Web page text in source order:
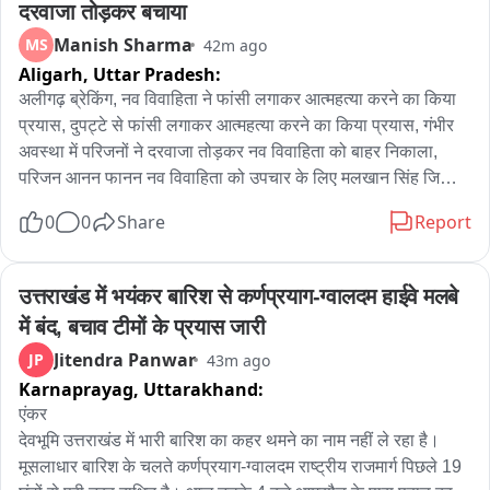
दरवाजा तोड़कर बचाया
MS Manish Sharma 42m ago
Aligarh, Uttar Pradesh:
अलीगढ़ ब्रेकिंग, नव विवाहिता ने फांसी लगाकर आत्महत्या करने का किया
प्रयास, दुपट्टे से फांसी लगाकर आत्महत्या करने का किया प्रयास, गंभीर
अवस्था में परिजनों ने दरवाजा तोड़कर नव विवाहिता को बाहर निकाला,
परिजन आनन फानन नव विवाहिता को उपचार के लिए मलखान सिंह जिला
कॉलेज के लिए किया रेफर, अलीगढ़ के थाना गांधी पार्क के इलाके के
0 0 Share Report
उत्तराखंड में भयंकर बारिश से कर्णप्रयाग-ग्वालदम हाईवे मलबे
में बंद, बचाव टीमों के प्रयास जारी
JP Jitendra Panwar 43m ago
Karnaprayag, Uttarakhand:
एंकर
देवभूमि उत्तराखंड में भारी बारिश का कहर थमने का नाम नहीं ले रहा है।
मूसलाधार बारिश के चलते कर्णप्रयाग-ग्वालदम राष्ट्रीय राजमार्ग पिछले 19